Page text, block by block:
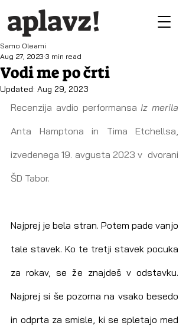
aplavz!
Vodi me po črti
Samo Oleami
Aug 27, 2023 3 min read
Updated: Aug 29, 2023
Recenzija avdio performansa Iz merila
Anta Hamptona in Tima Etchellsa,
izvedenega 19. avgusta 2023 v  dvorani
ŠD Tabor.
Najprej je bela stran. Potem pade vanjo
tale stavek. Ko te tretji stavek pocuka
za rokav, se že znajdeš v odstavku.
Najprej si še pozorna na vsako besedo
in odprta za smisle, ki se spletajo med